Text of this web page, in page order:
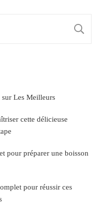
Les Meilleurs
cette délicieuse
pour préparer une boisson
pour réussir ces